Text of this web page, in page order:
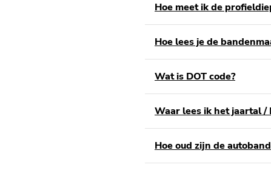
Hoe meet ik de
Hoe lees je de
Wat is DOT code?
Waar lees ik het jaartal /
Hoe oud zijn de